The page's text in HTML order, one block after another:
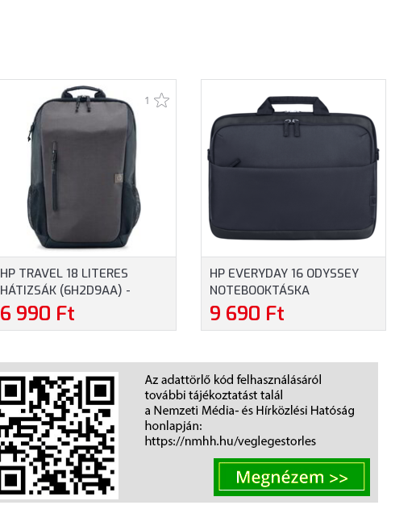
1
HP TRAVEL 18 LITERES
HÁTIZSÁK (6H2D9AA) -
MAXIMUM 15.6" MÉRETŰ
NOTEBOOKOKHOZ, KÉK
6 990 Ft
HP EVERYDAY 16 ODYSSEY
NOTEBOOKTÁSKA
(A08JWAA) - MAXIMUM 16.0"
MÉRETŰ NOTEBOOKOKHOZ -
9 690 Ft